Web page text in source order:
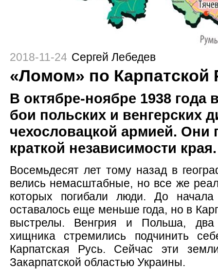
2018-11-24 Сергей Лебедев
«Ломом» по Карпатской
В октябре-ноябре 1938 года
бои польских и венгерских
чехословацкой армией. Они
краткой независимости края.
Восемьдесят лет тому назад в
велись немасштабные, но все же
которых погибали люди. До
оставалось еще меньше года, но в
выстрелы. Венгрия и Польша,
хищника стремились подчинить
Карпатская Русь. Сейчас эти
Закарпатской областью Украины.